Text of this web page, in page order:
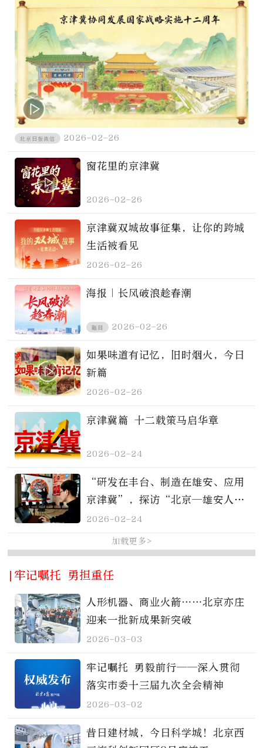
北京日报微信 2026-02-26
窗花里的京津冀
2026-02-26
京津冀双城故事征集，让你的跨城
生活被看见
2026-02-26
海报｜长风破浪趁春潮
醒目 2026-02-26
如果味道有记忆，旧时烟火，今日
新篇
2026-02-26
京津冀篇 十二载策马启华章
2026-02-24
“研发在丰台、制造在雄安、应用
京津冀”，探访“北京—雄安人才
科创走廊”枢纽站
2026-02-24
加载更多>
|牢记嘱托 勇担重任
人形机器、商业火箭……北京亦庄
迎来一批新成果新突破
2026-03-03
牢记嘱托 勇毅前行——深入贯彻
落实市委十三届九次全会精神
2026-03-02
昔日建材城，今日科学城！北京西